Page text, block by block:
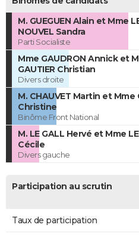
M. GUEGUEN Alain et Mme
NOUVEL Sandra
Parti Socialiste
Mme GAUDRON Annick et
GAUTIER Christian
Divers droite
M. CHAUVET Martin et Mme
Christine
Binôme Front National
M. LE GALL Hervé et Mme
Cécile
Divers gauche
Participation au scrutin
Taux de participation